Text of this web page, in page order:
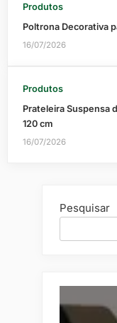
Produtos
Poltrona Decorativa
16/07/2026
Produtos
Prateleira Suspensa
120 cm
16/07/2026
Pesquisar